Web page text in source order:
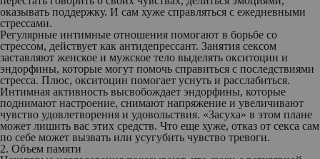
оказывать поддержку. И сам хуже справляться с ежедневными
стрессами.
Регулярные интимные отношения помогают в борьбе со
стрессом, действует как антидепрессант. Занятия сексом
заставляют женское и мужское тело выделять окситоцин и
эндорфины, которые могут помочь справиться с последствиями
стресса. Плюс, окситоцин помогает уснуть и расслабиться.
Интимная активность высвобождает эндорфины, которые
поднимают настроение, снимают напряжение и увеличивают
чувство удовлетворения и удовольствия. «Засуха» в этом плане
может лишить вас этих средств. Что еще хуже, отказ от секса сам
по себе может вызвать или усугубить чувство тревоги.
2. Объем памяти